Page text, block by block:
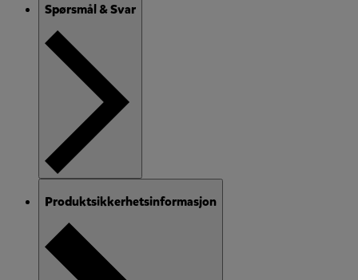
Spørsmål & Svar
Produktsikkerhetsinformasjon